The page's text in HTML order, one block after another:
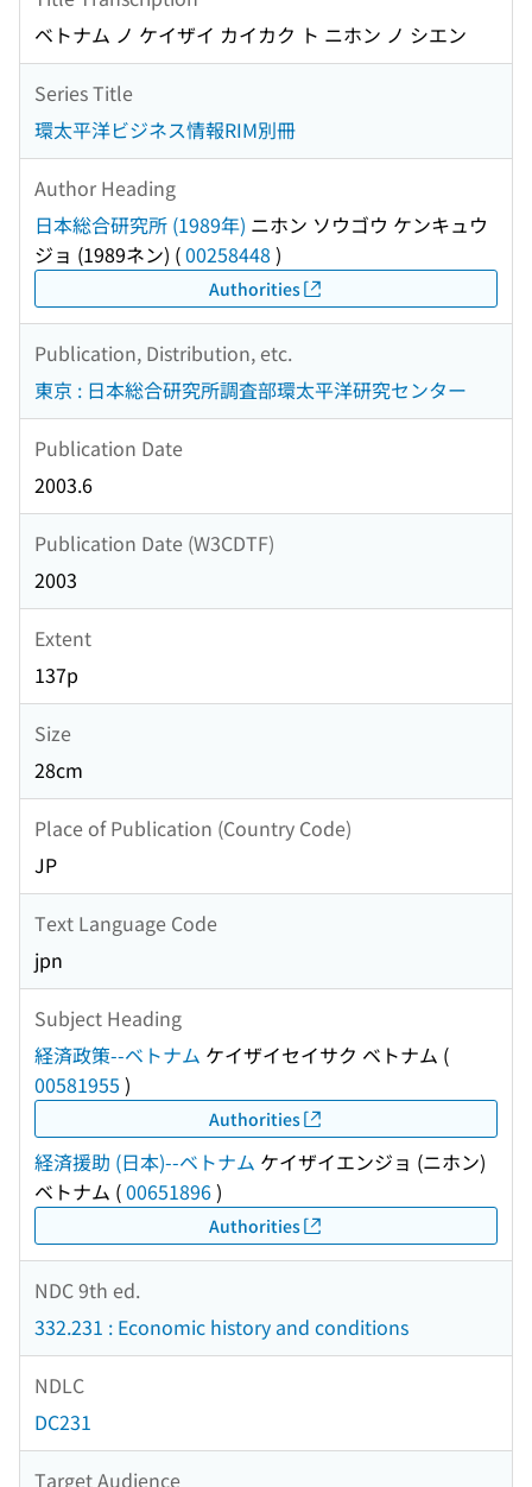
ベトナム ノ ケイザイ カイカク ト ニホン ノ シエン
Series Title
環太平洋ビジネス情報RIM別冊
Author Heading
日本総合研究所 (1989年) ニホン ソウゴウ ケンキュウ
ジョ (1989ネン) (00258448 )
Authorities
Publication, Distribution, etc.
東京 : 日本総合研究所調査部環太平洋研究センター
Publication Date
2003.6
Publication Date (W3CDTF)
2003
Extent
137p
Size
28cm
Place of Publication (Country Code)
JP
Text Language Code
jpn
Subject Heading
経済政策--ベトナム ケイザイセイサク ベトナム (
00581955 )
Authorities
経済援助 (日本)--ベトナム ケイザイエンジョ (ニホン)
ベトナム (00651896)
Authorities
NDC 9th ed.
332.231 : Economic history and conditions
NDLC
DC231
Target Audience